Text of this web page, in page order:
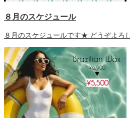
８月のスケジュール
８月のスケジュールです★ どうぞよろ